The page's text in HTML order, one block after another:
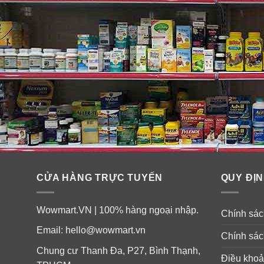
CỬA HÀNG TRỰC TUYẾN
Wowmart.VN | 100% hàng ngoại nhập.
Email: hello@wowmart.vn
Chung cư Thanh Đa, P27, Bình Thạnh,
QUY
Chính
Chính
Điều